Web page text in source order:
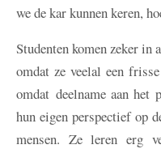
we de kar kunnen keren,
Studenten komen zeker in
omdat ze veelal een
omdat deelname aan het
hun eigen perspectief op
mensen. Ze leren erg